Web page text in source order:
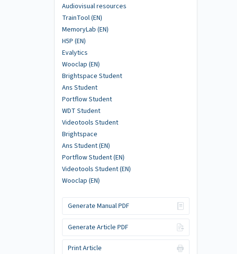
Audiovisual resources
TrainTool (EN)
MemoryLab (EN)
H5P (EN)
Evalytics
Wooclap (EN)
Brightspace Student
Ans Student
Portflow Student
WDT Student
Videotools Student
Brightspace
Ans Student (EN)
Portflow Student (EN)
Videotools Student (EN)
Wooclap (EN)
Generate Manual PDF
Generate Article PDF
Print Article